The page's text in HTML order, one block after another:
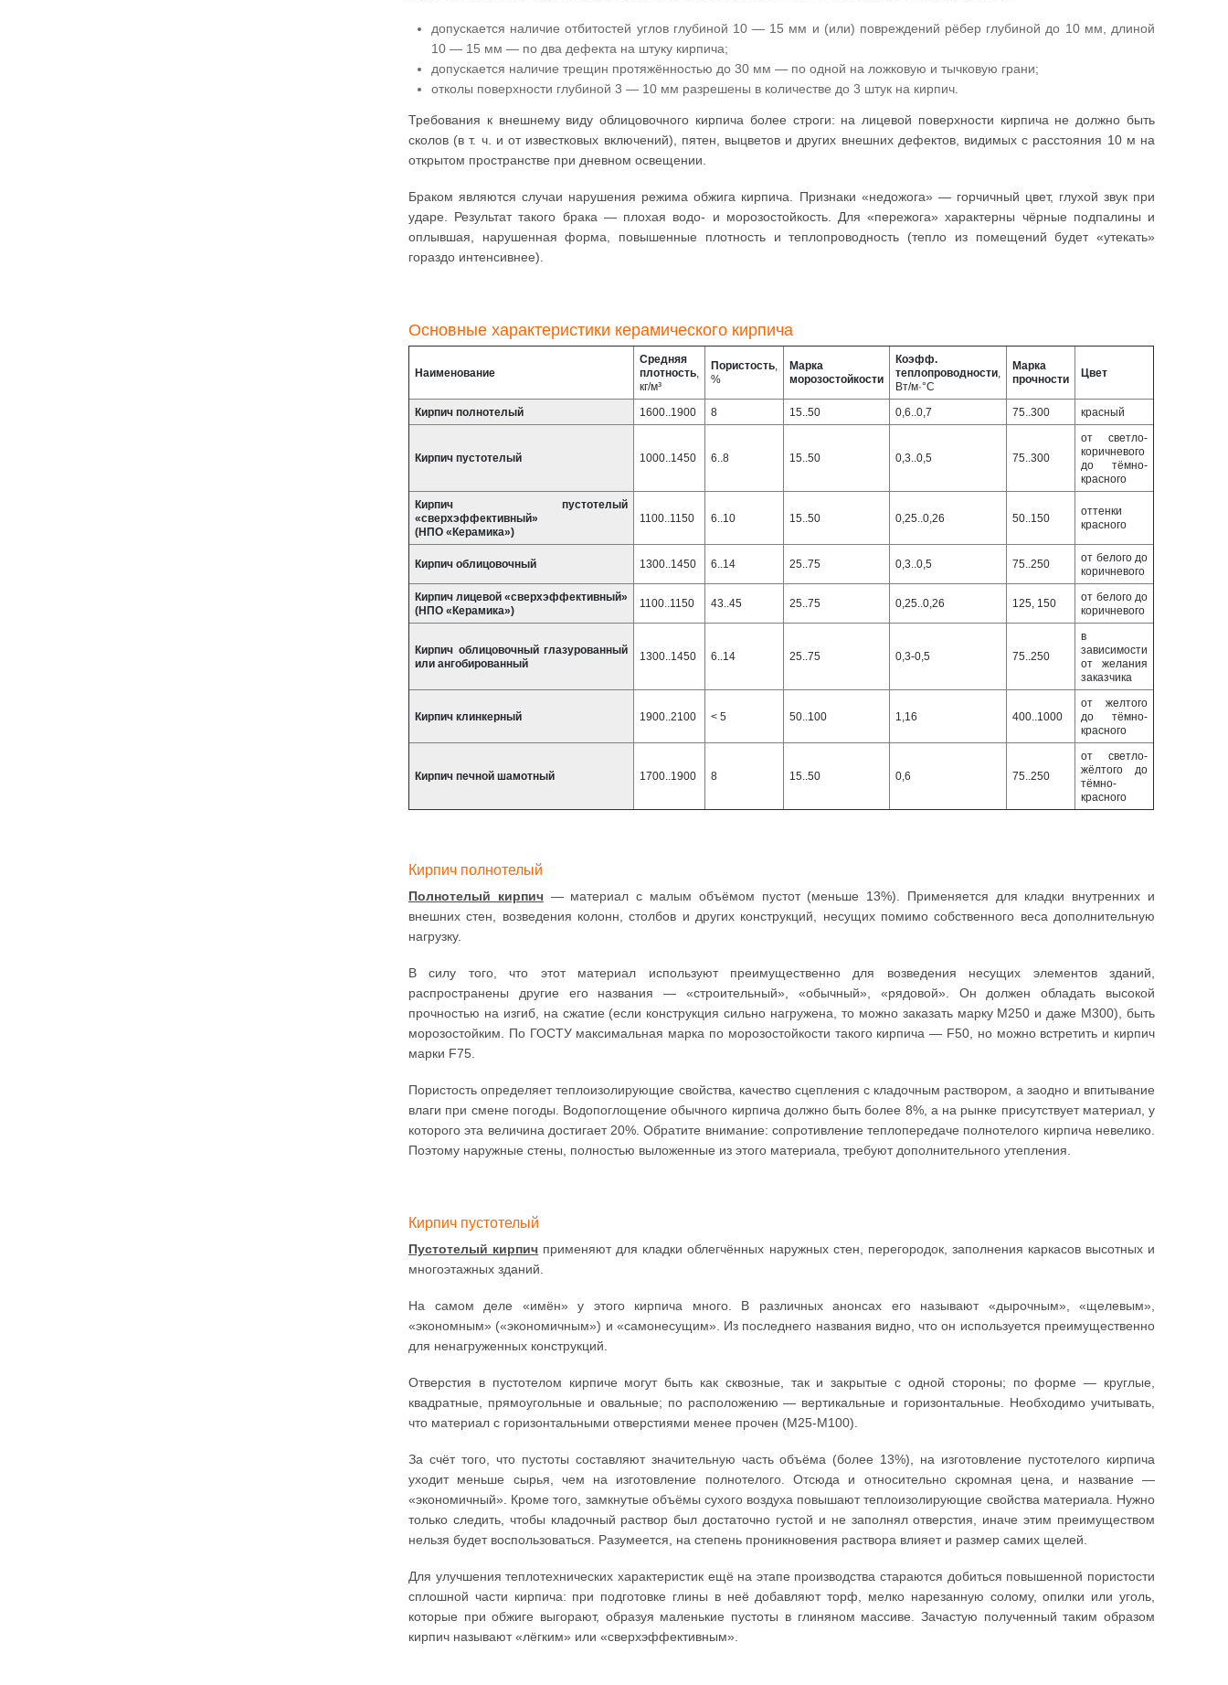
допускается наличие отбитостей углов глубиной 10 — 15 мм и (или) повреждений рёбер глубиной до 10 мм, длиной
10 — 15 мм — по два дефекта на штуку кирпича;
допускается наличие трещин протяжённостью до 30 мм — по одной на ложковую и тычковую грани;
отколы поверхности глубиной 3 — 10 мм разрешены в количестве до 3 штук на кирпич.
Требования к внешнему виду облицовочного кирпича более строги: на лицевой поверхности кирпича не должно быть
сколов (в т. ч. и от известковых включений), пятен, выцветов и других внешних дефектов, видимых с расстояния 10 м на
открытом пространстве при дневном освещении.
Браком являются случаи нарушения режима обжига кирпича. Признаки «недожога» — горчичный цвет, глухой звук при
ударе. Результат такого брака — плохая водо- и морозостойкость. Для «пережога» характерны чёрные подпалины и
оплывшая, нарушенная форма, повышенные плотность и теплопроводность (тепло из помещений будет «утекать»
гораздо интенсивнее).
Основные характеристики керамического кирпича
Наименование
Средняя
плотность,
кг/м³
Пористость,
%
Марка
морозостойкости
Коэфф.
теплопроводности,
Вт/м·°С
Марка
прочности
Цвет
Кирпич полнотелый 1600..1900 8 15..50 0,6..0,7 75..300 красный
Кирпич пустотелый 1000..1450 6..8 15..50 0,3..0,5 75..300
от светло-
коричневого
до тёмно-
красного
Кирпич пустотелый
«сверхэффективный»
(НПО «Керамика»)
1100..1150 6..10 15..50 0,25..0,26 50..150
оттенки
красного
Кирпич облицовочный 1300..1450 6..14 25..75 0,3..0,5 75..250
от белого до
коричневого
Кирпич лицевой «сверхэффективный»
(НПО «Керамика»)
1100..1150 43..45 25..75 0,25..0,26 125, 150
от белого до
коричневого
Кирпич облицовочный глазурованный
или ангобированный
1300..1450 6..14 25..75 0,3-0,5 75..250
в
зависимости
от желания
заказчика
Кирпич клинкерный 1900..2100 < 5 50..100 1,16 400..1000
от желтого
до тёмно-
красного
Кирпич печной шамотный 1700..1900 8 15..50 0,6 75..250
от светло-
жёлтого до
тёмно-
красного
Кирпич полнотелый
Полнотелый кирпич— материал с малым объёмом пустот (меньше 13%). Применяется для кладки внутренних и
внешних стен, возведения колонн, столбов и других конструкций, несущих помимо собственного веса дополнительную
нагрузку.
В силу того, что этот материал используют преимущественно для возведения несущих элементов зданий,
распространены другие его названия — «строительный», «обычный», «рядовой». Он должен обладать высокой
прочностью на изгиб, на сжатие (если конструкция сильно нагружена, то можно заказать марку М250 и даже М300), быть
морозостойким. По ГОСТУ максимальная марка по морозостойкости такого кирпича — F50, но можно встретить и кирпич
марки F75.
Пористость определяет теплоизолирующие свойства, качество сцепления с кладочным раствором, а заодно и впитывание
влаги при смене погоды. Водопоглощение обычного кирпича должно быть более 8%, а на рынке присутствует материал, у
которого эта величина достигает 20%. Обратите внимание: сопротивление теплопередаче полнотелого кирпича невелико.
Поэтому наружные стены, полностью выложенные из этого материала, требуют дополнительного утепления.
Кирпич пустотелый
Пустотелый кирпич применяют для кладки облегчённых наружных стен, перегородок, заполнения каркасов высотных и
многоэтажных зданий.
На самом деле «имён» у этого кирпича много. В различных анонсах его называют «дырочным», «щелевым»,
«экономным» («экономичным») и «самонесущим». Из последнего названия видно, что он используется преимущественно
для ненагруженных конструкций.
Отверстия в пустотелом кирпиче могут быть как сквозные, так и закрытые с одной стороны; по форме — круглые,
квадратные, прямоугольные и овальные; по расположению — вертикальные и горизонтальные. Необходимо учитывать,
что материал с горизонтальными отверстиями менее прочен (М25-М100).
За счёт того, что пустоты составляют значительную часть объёма (более 13%), на изготовление пустотелого кирпича
уходит меньше сырья, чем на изготовление полнотелого. Отсюда и относительно скромная цена, и название —
«экономичный». Кроме того, замкнутые объёмы сухого воздуха повышают теплоизолирующие свойства материала. Нужно
только следить, чтобы кладочный раствор был достаточно густой и не заполнял отверстия, иначе этим преимуществом
нельзя будет воспользоваться. Разумеется, на степень проникновения раствора влияет и размер самих щелей.
Для улучшения теплотехнических характеристик ещё на этапе производства стараются добиться повышенной пористости
сплошной части кирпича: при подготовке глины в неё добавляют торф, мелко нарезанную солому, опилки или уголь,
которые при обжиге выгорают, образуя маленькие пустоты в глиняном массиве. Зачастую полученный таким образом
кирпич называют «лёгким» или «сверхэффективным».